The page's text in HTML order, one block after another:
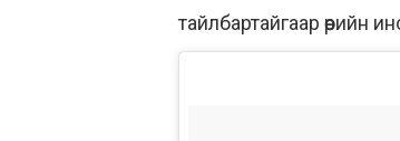
тайлбартайгаар өөрийн